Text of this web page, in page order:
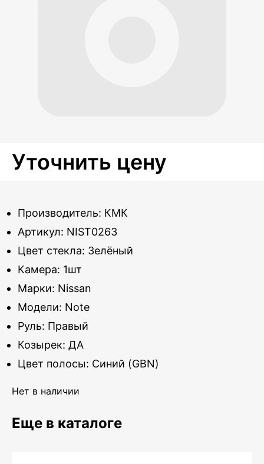
Уточнить цену
Производитель: КМК
Артикул: NIST0263
Цвет стекла: Зелёный
Камера: 1шт
Марки: Nissan
Модели: Note
Руль: Правый
Козырек: ДА
Цвет полосы: Синий (GBN)
Нет в наличии
Еще в каталоге